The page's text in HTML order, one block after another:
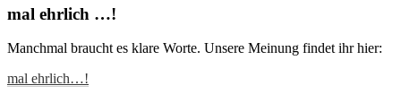
mal ehrlich …!
Manchmal braucht es klare Worte. Unsere Meinung findet ihr hier:
mal ehrlich…!